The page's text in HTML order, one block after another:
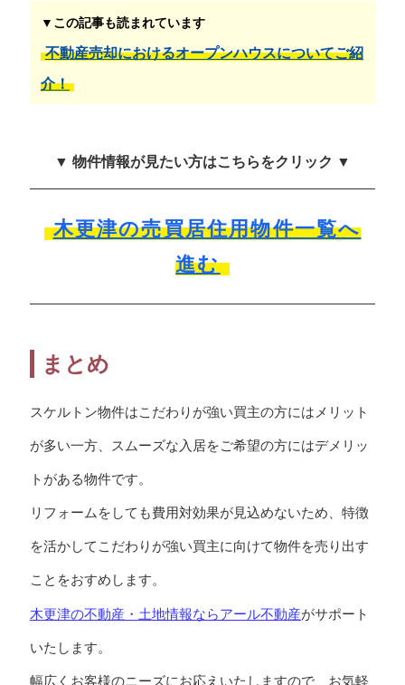
▼この記事も読まれています
不動産売却におけるオープンハウスについてご紹
介！
▼ 物件情報が見たい方はこちらをクリック ▼
木更津の売買居住用物件一覧へ
進む
まとめ
スケルトン物件はこだわりが強い買主の方にはメリット
が多い一方、スムーズな入居をご希望の方にはデメリッ
トがある物件です。
リフォームをしても費用対効果が見込めないため、特徴
を活かしてこだわりが強い買主に向けて物件を売り出す
ことをおすめします。
木更津の不動産・土地情報ならアール不動産がサポート
いたします。
幅広くお客様のニーズにお応えいたしますので、お気軽